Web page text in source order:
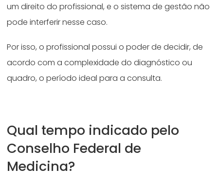
um direito do profissional, e o sistema de gestão não
pode interferir nesse caso.
Por isso, o profissional possui o poder de decidir, de
acordo com a complexidade do diagnóstico ou
quadro, o período ideal para a consulta.
Qual tempo indicado pelo
Conselho Federal de
Medicina?